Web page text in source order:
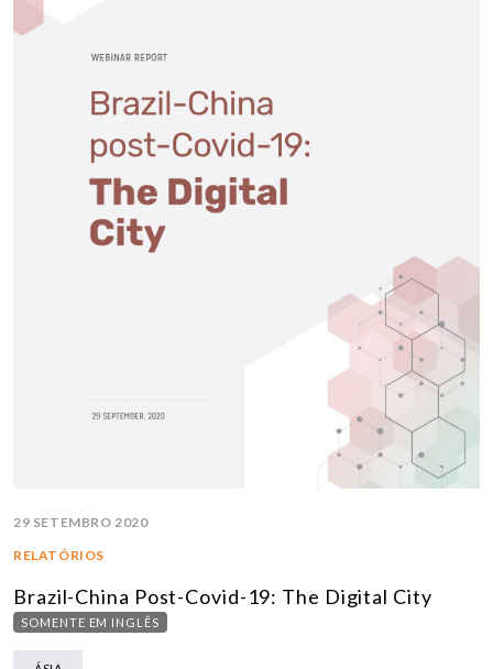
29 SETEMBRO 2020
RELATÓRIOS
Brazil-China Post-Covid-19: The Digital City
SOMENTE EM INGLÊS